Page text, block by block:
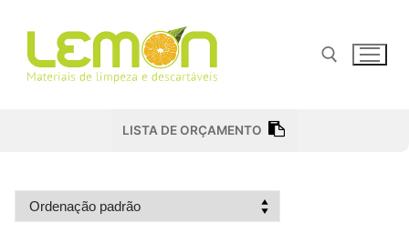
para
conteúdo
Pesquisar por:
LISTA DE ORÇAMENTO